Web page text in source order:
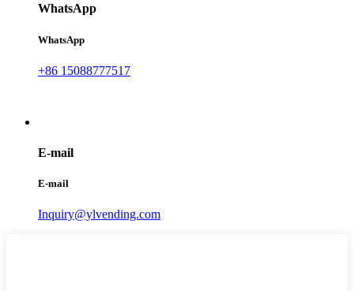
WhatsApp
WhatsApp
+86 15088777517
E-mail
E-mail
Inquiry@ylvending.com